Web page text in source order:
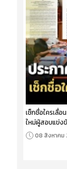
เช็กชื่อใครเลื่
ใหม่ผู้สอบแข่ง
08 สิงหาคม